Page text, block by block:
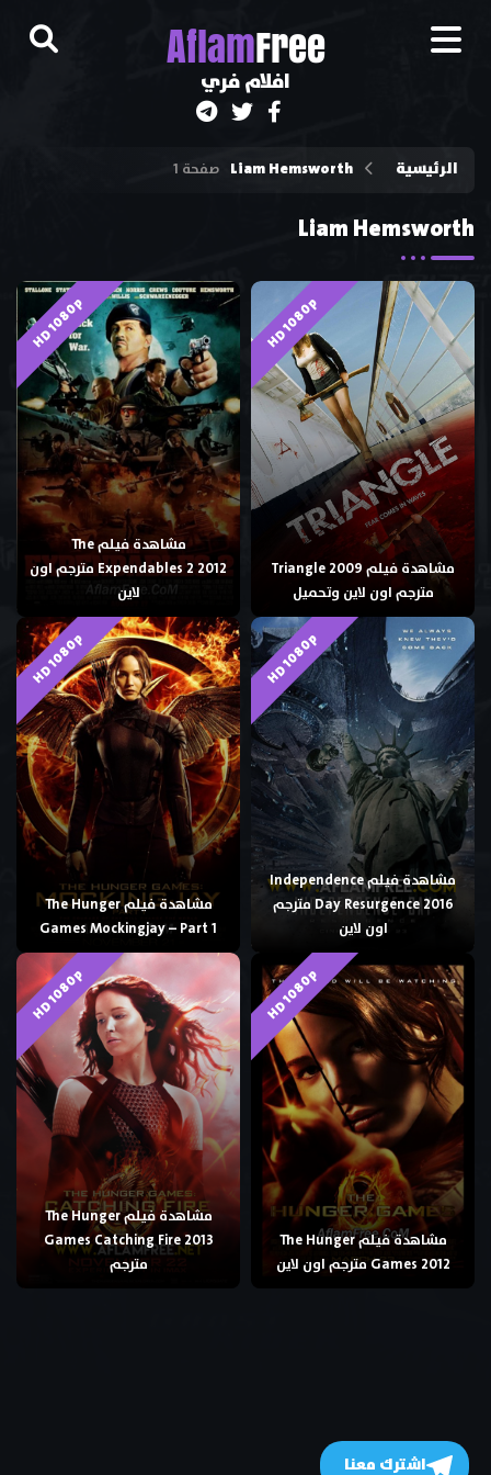
AflamFree
افلام فري
الرئيسية Liam Hemsworth صفحة 1
Liam Hemsworth
HD 1080p
مشاهدة فيلم Triangle 2009
مترجم اون لاين وتحميل
HD 1080p
مشاهدة فيلم The
Expendables 2 2012 مترجم اون
لاين
HD 1080p
مشاهدة فيلم Independence
Day Resurgence 2016 مترجم
اون لاين
HD 1080p
مشاهدة فيلم The Hunger
Games Mockingjay – Part 1
HD 1080p
مشاهدة فيلم The Hunger
Games 2012 مترجم اون لاين
HD 1080p
مشاهدة فيلم The Hunger
Games Catching Fire 2013
مترجم
اشترك معنا